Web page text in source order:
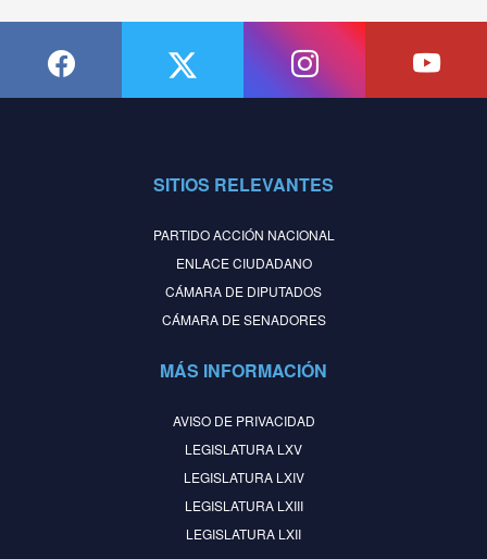
SITIOS RELEVANTES
PARTIDO ACCIÓN NACIONAL
ENLACE CIUDADANO
CÁMARA DE DIPUTADOS
CÁMARA DE SENADORES
MÁS INFORMACIÓN
AVISO DE PRIVACIDAD
LEGISLATURA LXV
LEGISLATURA LXIV
LEGISLATURA LXIII
LEGISLATURA LXII